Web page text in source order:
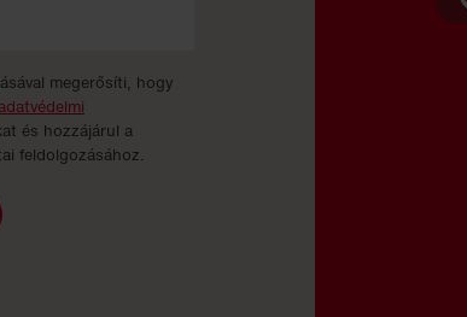
megerősíti, hogy
adatvédelmi
és hozzájárul a
feldolgozásához.